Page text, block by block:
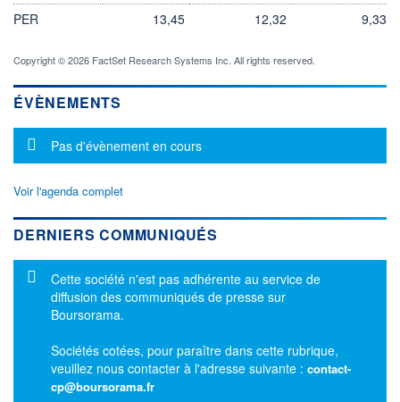
PER 13,45 12,32 9,33
Copyright © 2026 FactSet Research Systems Inc. All rights reserved.
ÉVÈNEMENTS
Message d'information
Pas d'évènement en cours
Voir l'agenda complet
DERNIERS COMMUNIQUÉS
Message d'information
Cette société n'est pas adhérente au service de
diffusion des communiqués de presse sur
Boursorama.
Sociétés cotées, pour paraître dans cette rubrique,
veuillez nous contacter à l'adresse suivante : contact-
cp@boursorama.fr